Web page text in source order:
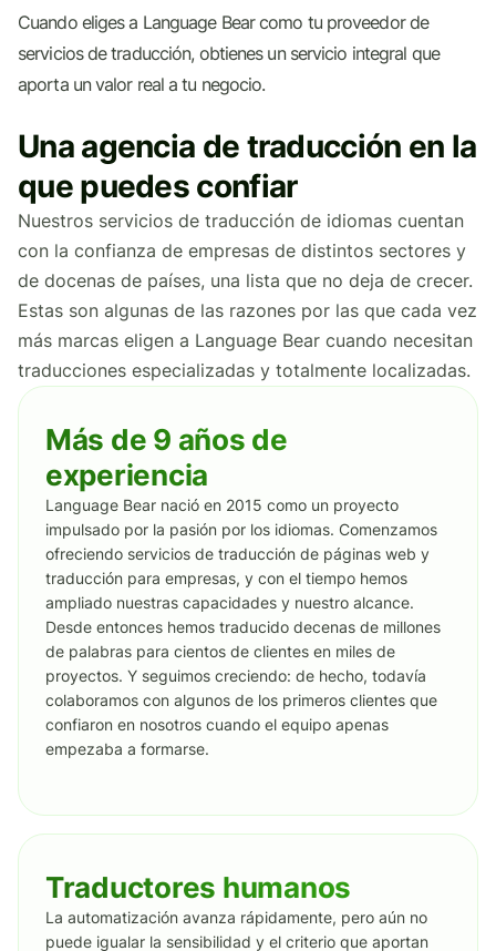
Cuando eliges a Language Bear como tu proveedor de
servicios de traducción, obtienes un servicio integral que
aporta un valor real a tu negocio.
Una agencia de traducción en la
que puedes confiar
Nuestros servicios de traducción de idiomas cuentan
con la confianza de empresas de distintos sectores y
de docenas de países, una lista que no deja de crecer.
Estas son algunas de las razones por las que cada vez
más marcas eligen a Language Bear cuando necesitan
traducciones especializadas y totalmente localizadas.
Más de 9 años de
experiencia
Language Bear nació en 2015 como un proyecto
impulsado por la pasión por los idiomas. Comenzamos
ofreciendo servicios de traducción de páginas web y
traducción para empresas, y con el tiempo hemos
ampliado nuestras capacidades y nuestro alcance.
Desde entonces hemos traducido decenas de millones
de palabras para cientos de clientes en miles de
proyectos. Y seguimos creciendo: de hecho, todavía
colaboramos con algunos de los primeros clientes que
confiaron en nosotros cuando el equipo apenas
empezaba a formarse.
Traductores humanos
La automatización avanza rápidamente, pero aún no
puede igualar la sensibilidad y el criterio que aportan